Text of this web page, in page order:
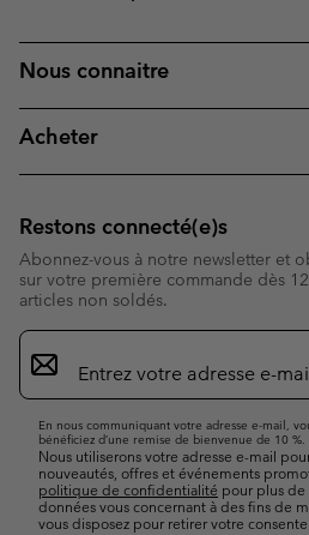
Nous connaitre
Acheter
Restons connecté(e)s
Abonnez-vous à notre newsletter et
sur votre première commande dès
articles non soldés.
Inscription
par
e-
En nous communiquant votre adresse e-mail,
bénéficiez d’une remise de bienvenue de 10 %.
Nous utiliserons votre adresse e-mail
nouveautés, offres et événements
politique de confidentialité pour plus
données vous concernant à des fins de
vous disposez pour retirer votre